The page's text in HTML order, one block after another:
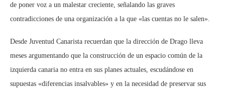
de poner voz a un malestar creciente, señalando las graves
contradicciones de una organización a la que «las cuentas no le salen».
Desde Juventud Canarista recuerdan que la dirección de Drago lleva
meses argumentando que la construcción de un espacio común de la
izquierda canaria no entra en sus planes actuales, escudándose en
supuestas «diferencias insalvables» y en la necesidad de preservar sus